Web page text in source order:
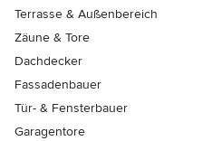
Terrasse & Außenbereich
Zäune & Tore
Dachdecker
Fassadenbauer
Tür- & Fensterbauer
Garagentore